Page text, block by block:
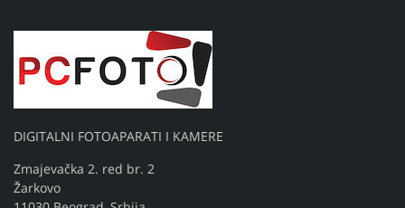
DIGITALNI FOTOAPARATI I KAMERE
Zmajevačka 2. red br. 2
Žarkovo